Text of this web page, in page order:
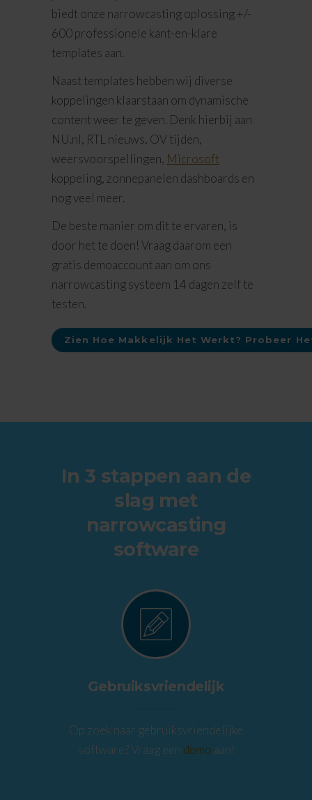
biedt onze narrowcasting oplossing +/-
600 professionele kant-en-klare
templates aan.
Naast templates hebben wij diverse
koppelingen klaarstaan om dynamische
content weer te geven. Denk hierbij aan
NU.nl, RTL nieuws, OV tijden,
weersvoorspellingen, Microsoft
koppeling, zonnepanelen dashboards en
nog veel meer.
De beste manier om dit te ervaren, is
door het te doen! Vraag daarom een
gratis demoaccount aan om ons
narrowcasting systeem 14 dagen zelf te
testen.
Zien Hoe Makkelijk Het Werkt? Probeer
In 3 stappen aan de
slag met
narrowcasting
software
Gebruiksvriendelijk
Op zoek naar gebruiksvriendelijke
software? Vraag een demo aan!